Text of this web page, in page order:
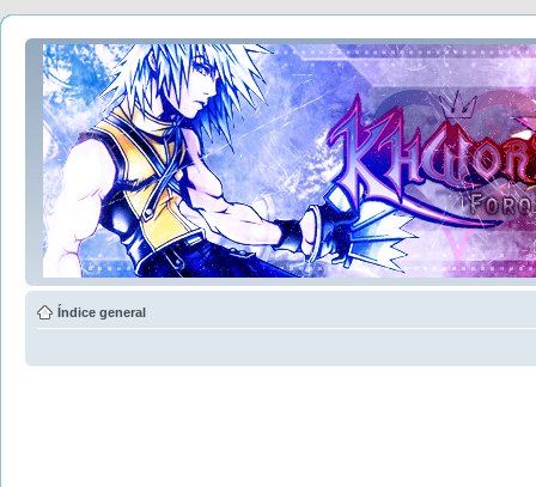
Índice general